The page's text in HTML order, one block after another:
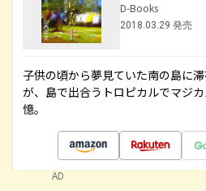
D-Books
2018.03.29 発売
子供の頃から夢見ていた南の島に
が、島で出合うトロピカルでマジ
憶。
AD